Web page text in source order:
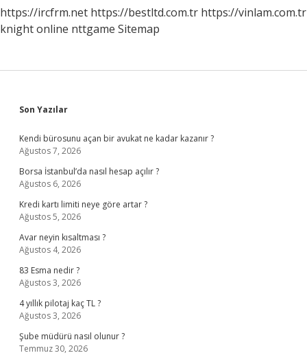
https://ircfrm.net https://bestltd.com.tr https://vinlam.com.tr
knight online nttgame Sitemap
Sidebar
Son Yazılar
Kendi bürosunu açan bir avukat ne kadar kazanır ?
Ağustos 7, 2026
Borsa İstanbul’da nasıl hesap açılır ?
Ağustos 6, 2026
Kredi kartı limiti neye göre artar ?
Ağustos 5, 2026
Avar neyin kısaltması ?
Ağustos 4, 2026
83 Esma nedir ?
Ağustos 3, 2026
4 yıllık pilotaj kaç TL ?
Ağustos 3, 2026
Şube müdürü nasıl olunur ?
Temmuz 30, 2026